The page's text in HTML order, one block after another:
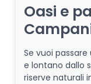
Oasi e
Se vuoi
e lontano dallo
riserve naturali